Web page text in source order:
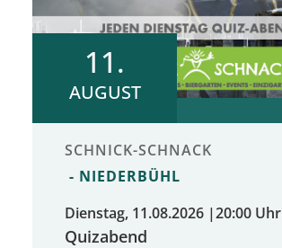
11.
AUGUST
SCHNICK-SCHNACK
NIEDERBÜHL
Dienstag, 11.08.2026 |20:00 Uhr
Quizabend